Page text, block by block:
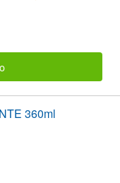
360ml